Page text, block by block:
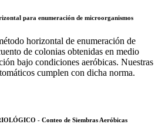
para enumeración de microorganismos
horizontal de enumeración de
de colonias obtenidas en medio
bajo condiciones aeróbicas. Nuestras
cumplen con dicha norma.
- Conteo de Siembras Aeróbicas